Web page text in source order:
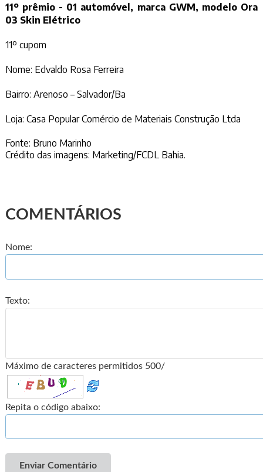
11º prêmio - 01 automóvel, marca GWM, modelo Ora
03 Skin Elétrico
11º cupom
Nome: Edvaldo Rosa Ferreira
Bairro: Arenoso – Salvador/Ba
Loja: Casa Popular Comércio de Materiais Construção Ltda
Fonte: Bruno Marinho
Crédito das imagens: Marketing/FCDL Bahia.
COMENTÁRIOS
Nome:
Texto:
Máximo de caracteres permitidos 500/
Repita o código abaixo:
Enviar Comentário